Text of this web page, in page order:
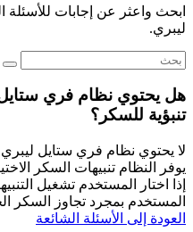
ابحث واعثر عن إجابات
ليبري.
تنبؤية للسكر؟
يوفر النظام تنبيهات السكر
إذا اختار المستخدم تشغيل
المستخدم بمجرد تجاوز السكر
العودة إلى الأسئلة الشائعة